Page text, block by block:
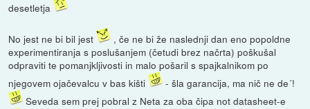
desetletja
No jest ne bi bil jest
, če ne bi že naslednji dan eno popoldne
experimentiranja s poslušanjem (četudi brez načrta) poškušal
odpraviti te pomanjkljivosti in malo pošaril s spajkalnikom po
njegovem ojačevalcu v bas kišti
- šla garancija, ma nič ne de´!
Seveda sem prej pobral z Neta za oba čipa not datasheet-e